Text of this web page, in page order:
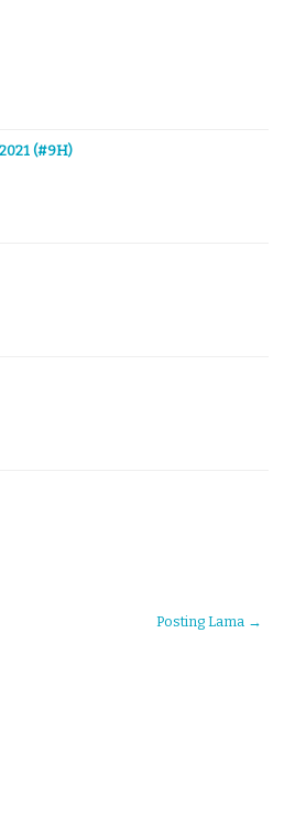
(#9H)
Posting Lama →